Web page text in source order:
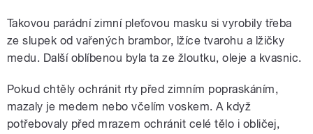
Takovou parádní zimní pleťovou masku si vyrobily třeba
ze slupek od vařených brambor, lžíce tvarohu a lžičky
medu. Další oblíbenou byla ta ze žloutku, oleje a kvasnic.
Pokud chtěly ochránit rty před zimním popraskáním,
mazaly je medem nebo včelím voskem. A když
potřebovaly před mrazem ochránit celé tělo i obličej,